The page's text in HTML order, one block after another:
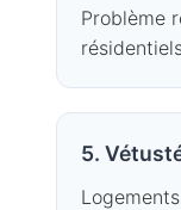
Problème
5.